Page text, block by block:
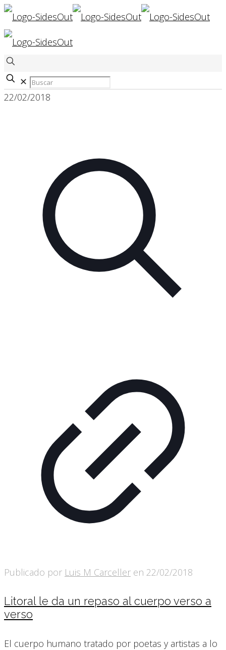
✕
22/02/2018
Publicado por Luis M Carceller en 22/02/2018
Litoral le da un repaso al cuerpo verso a
verso
El cuerpo humano tratado por poetas y artistas a lo